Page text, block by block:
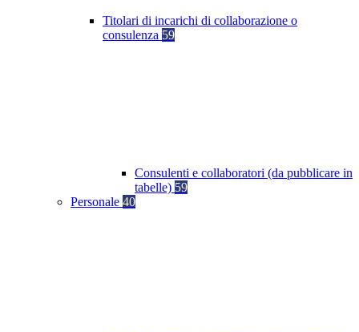
Titolari di incarichi di collaborazione o
consulenza 59
Consulenti e collaboratori (da pubblicare in
tabelle) 59
Personale 40